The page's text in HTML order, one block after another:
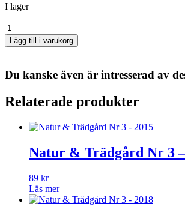
I lager
Natur
&
Trädgård
1
-
mängd
Lägg till i varukorg
Du kanske även är intresserad av
Relaterade produkter
Natur & Trädgård Nr 3
89 kr
Läs mer